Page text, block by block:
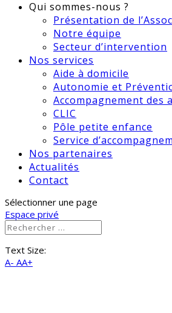
Qui sommes-nous ?
Présentation de
Notre équipe
Secteur d’intervention
Nos services
Aide à domicile
Autonomie et
Accompagnement des
CLIC
Pôle petite enfance
Service
Nos partenaires
Actualités
Contact
Sélectionner une page
Espace privé
Text Size:
A- AA+